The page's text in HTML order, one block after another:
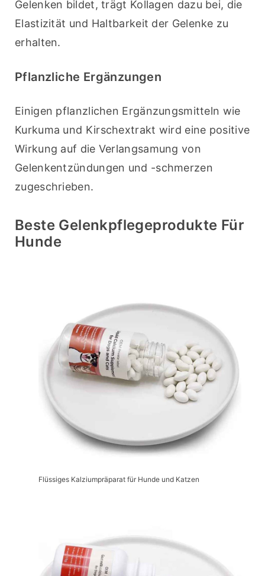
Gelenken bildet, trägt Kollagen dazu bei, die
Elastizität und Haltbarkeit der Gelenke zu
erhalten.
Pflanzliche Ergänzungen
Einigen pflanzlichen Ergänzungsmitteln wie
Kurkuma und Kirschextrakt wird eine positive
Wirkung auf die Verlangsamung von
Gelenkentzündungen und -schmerzen
zugeschrieben.
Beste Gelenkpflegeprodukte Für
Hunde
Flüssiges Kalziumpräparat für Hunde und Katzen